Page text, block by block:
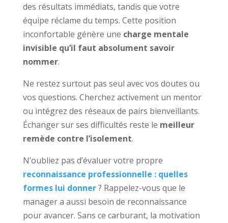
des résultats immédiats, tandis que votre
équipe réclame du temps. Cette position
inconfortable génère une charge mentale
invisible qu’il faut absolument savoir
nommer.
Ne restez surtout pas seul avec vos doutes ou
vos questions. Cherchez activement un mentor
ou intégrez des réseaux de pairs bienveillants.
Échanger sur ses difficultés reste le meilleur
remède contre l’isolement.
N’oubliez pas d’évaluer votre propre
reconnaissance professionnelle : quelles
formes lui donner? Rappelez-vous que le
manager a aussi besoin de reconnaissance
pour avancer. Sans ce carburant, la motivation